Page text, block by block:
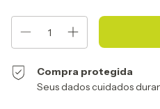
Compra protegida
Seus dados cuidados